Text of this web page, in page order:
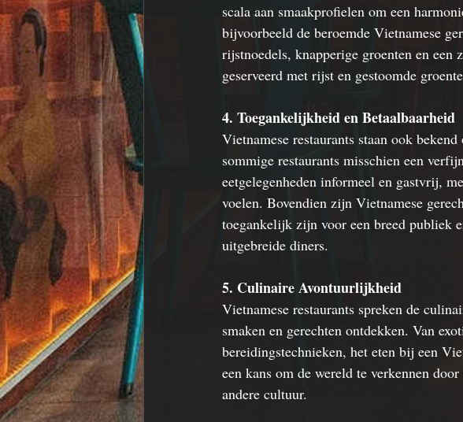
scala aan smaakprofielen om een
bijvoorbeeld de beroemde Vietnamese
rijstnoedels, knapperige groenten en een
geserveerd met rijst en gestoomde
4. Toegankelijkheid en Betaalbaarheid
Vietnamese restaurants staan ook
sommige restaurants misschien een
eetgelegenheden informeel en gastvrij,
voelen. Bovendien zijn Vietnamese
toegankelijk zijn voor een breed publiek
uitgebreide diners.
5. Culinaire Avontuurlijkheid
Vietnamese restaurants spreken de
smaken en gerechten ontdekken. Van
bereidingstechnieken, het eten bij een
een kans om de wereld te verkennen
andere cultuur.